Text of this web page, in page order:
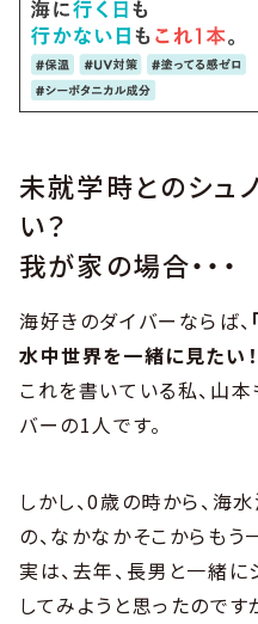
未就学時とのシュ
い？
我が家の場合・・・
海好きのダイバーならば、
水中世界を一緒に見たい！
これを書いている私、山
バーの1人です。
しかし、0歳の時から、海
の、なかなかそこからもう
実は、去年、長男と一緒に
してみようと思ったのです